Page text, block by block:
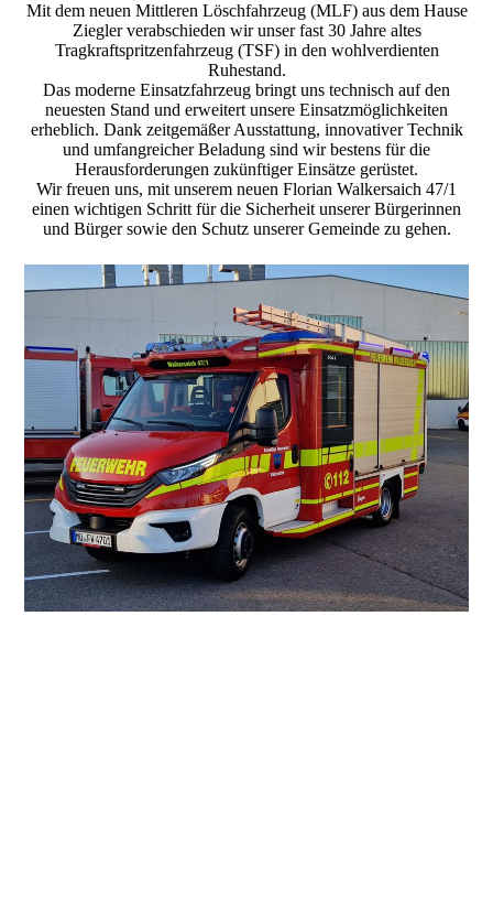
Mit dem neuen Mittleren Löschfahrzeug (MLF) aus dem Hause
Ziegler verabschieden wir unser fast 30 Jahre altes
Tragkraftspritzenfahrzeug (TSF) in den wohlverdienten
Ruhestand.
Das moderne Einsatzfahrzeug bringt uns technisch auf den
neuesten Stand und erweitert unsere Einsatzmöglichkeiten
erheblich. Dank zeitgemäßer Ausstattung, innovativer Technik
und umfangreicher Beladung sind wir bestens für die
Herausforderungen zukünftiger Einsätze gerüstet.
Wir freuen uns, mit unserem neuen Florian Walkersaich 47/1
einen wichtigen Schritt für die Sicherheit unserer Bürgerinnen
und Bürger sowie den Schutz unserer Gemeinde zu gehen.